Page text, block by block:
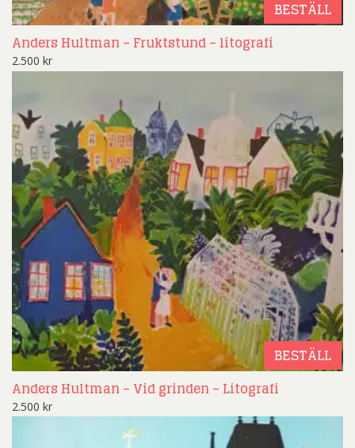
BESTÄLL
Anders Hultman – Fruktstund – litografi
2.500 kr
BESTÄLL
Anders Hultman – Vid grinden – Litografi
2.500 kr